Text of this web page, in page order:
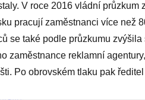
V roce 2016 vládní průzkum
pracují zaměstnanci více než
se také podle průzkumu zvýšila
zaměstnance reklamní
Po obrovském tlaku pak